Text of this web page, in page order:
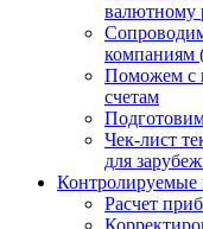
валютному
Поможем с
счетам
Чек-лист
для
Расчет